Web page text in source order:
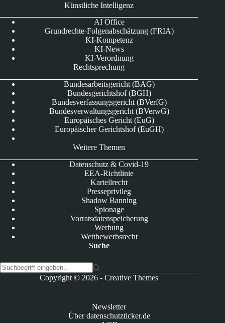
Künstliche Intelligenz
AI Office
Grundrechte-Folgenabschätzung (FRIA)
KI-Kompetenz
KI-News
KI-Verordnung
Rechtsprechung
Bundesarbeitsgericht (BAG)
Bundesgerichtshof (BGH)
Bundesverfassungsgericht (BVerfG)
Bundesverwaltungsgericht (BVerwG)
Europäisches Gericht (EuG)
Europäischer Gerichtshof (EuGH)
Weitere Themen
Datenschutz & Covid-19
EEA-Richtlinie
Kartellrecht
Presseprivileg
Shadow Banning
Spionage
Vorratsdatenspeicherung
Werbung
Wettbewerbsrecht
Suche
Copyright © 2026 -Creative Themes
Newsletter
Über datenschutzticker.de